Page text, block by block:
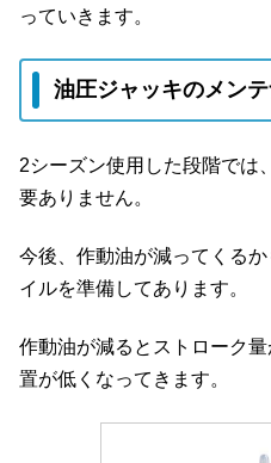
っていきます。
油圧ジャッキのメン
2シーズン使用した段階では
要ありません。
今後、作動油が減ってくる
イルを準備してあります。
作動油が減るとストローク
置が低くなってきます。